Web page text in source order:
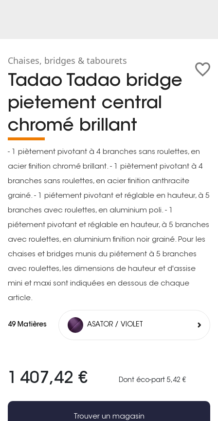
Chaises, bridges & tabourets
Tadao Tadao bridge
pietement central
chromé brillant
- 1 piètement pivotant à 4 branches sans roulettes, en
acier finition chromé brillant. - 1 piètement pivotant à 4
branches sans roulettes, en acier finition anthracite
grainé. - 1 piétement pivotant et réglable en hauteur, à 5
branches avec roulettes, en aluminium poli. - 1
piétement pivotant et réglable en hauteur, à 5 branches
avec roulettes, en aluminium finition noir grainé. Pour les
chaises et bridges munis du piétement à 5 branches
avec roulettes, les dimensions de hauteur et d'assise
mini et maxi sont indiquées en dessous de chaque
article.
49 Matières ASATOR / VIOLET
1 407,42 € Dont éco-part 5,42 €
Trouver un magasin